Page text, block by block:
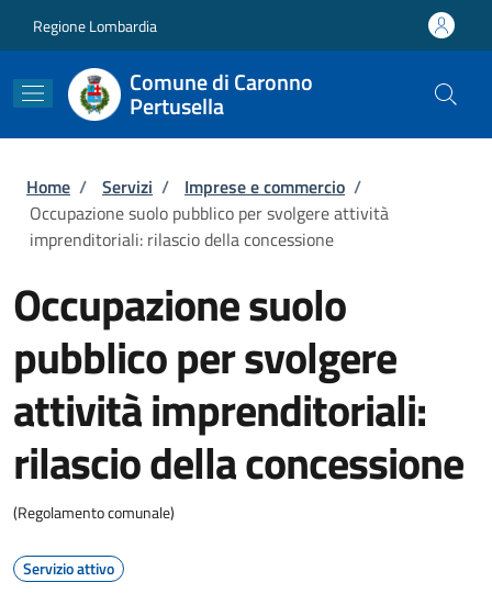
Regione Lombardia
Comune di Caronno
Pertusella
Briciole di pane
Home / Servizi / Imprese e commercio /
Occupazione suolo pubblico per svolgere attività
imprenditoriali: rilascio della concessione
Occupazione suolo
pubblico per svolgere
attività imprenditoriali:
rilascio della concessione
(Regolamento comunale)
Servizio attivo